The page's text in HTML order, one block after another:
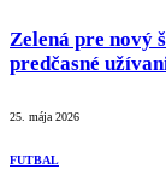
Zelená pre nový
predčasné
25. mája 2026
FUTBAL